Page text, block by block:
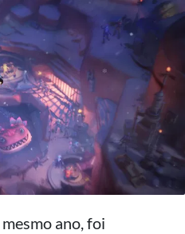
ano, foi